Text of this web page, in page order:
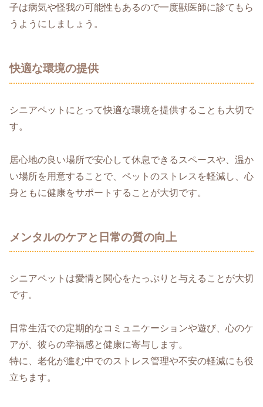
子は病気や怪我の可能性もあるので一度獣医師に診てもら
うようにしましょう。
快適な環境の提供
シニアペットにとって快適な環境を提供することも大切で
す。
居心地の良い場所で安心して休息できるスペースや、温か
い場所を用意することで、ペットのストレスを軽減し、心
身ともに健康をサポートすることが大切です。
メンタルのケアと日常の質の向上
シニアペットは愛情と関心をたっぷりと与えることが大切
です。
日常生活での定期的なコミュニケーションや遊び、心のケ
アが、彼らの幸福感と健康に寄与します。
特に、老化が進む中でのストレス管理や不安の軽減にも役
立ちます。